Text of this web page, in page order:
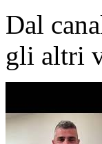
Dal
gli altri